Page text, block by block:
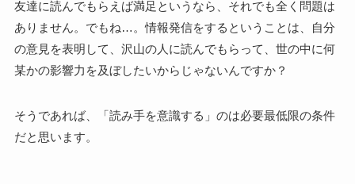
友達に読んでもらえば満足というなら、それでも全く問題は
ありません。でもね…。情報発信をするということは、自分
の意見を表明して、沢山の人に読んでもらって、世の中に何
某かの影響力を及ぼしたいからじゃないんですか？
そうであれば、「読み手を意識する」のは必要最低限の条件
だと思います。